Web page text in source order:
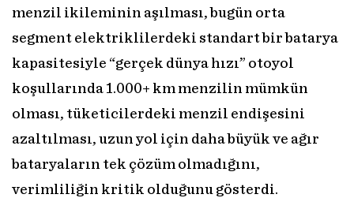
menzil ikileminin aşılması, bugün orta
segment elektriklilerdeki standart bir batarya
kapasitesiyle “gerçek dünya hızı” otoyol
koşullarında 1.000+ km menzilin mümkün
olması, tüketicilerdeki menzil endişesini
azaltılması, uzun yol için daha büyük ve ağır
bataryaların tek çözüm olmadığını,
verimliliğin kritik olduğunu gösterdi.